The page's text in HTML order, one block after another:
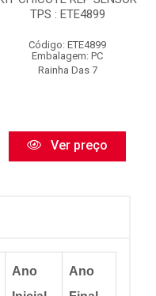
TPS : ETE4899
Código: ETE4899
Embalagem: PC
Rainha Das 7
Ver preço
Ano
Ano